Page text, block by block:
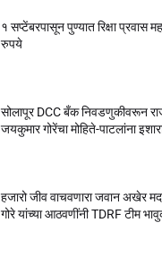
१ सप्टेंबरपासून पुण्यात रिक्षा प्रवास
रुपये
सोलापूर DCC बँक निवडणुकीवरून
जयकुमार गोरेंचा मोहिते-पाटलांना
हजारो जीव वाचवणारा जवान अखेर
गोरे यांच्या आठवणींनी TDRF टीम